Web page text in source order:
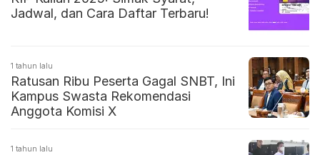
Jadwal, dan Cara Daftar Terbaru!
1 tahun lalu
Ratusan Ribu Peserta Gagal SNBT, Ini
Kampus Swasta Rekomendasi
Anggota Komisi X
1 tahun lalu